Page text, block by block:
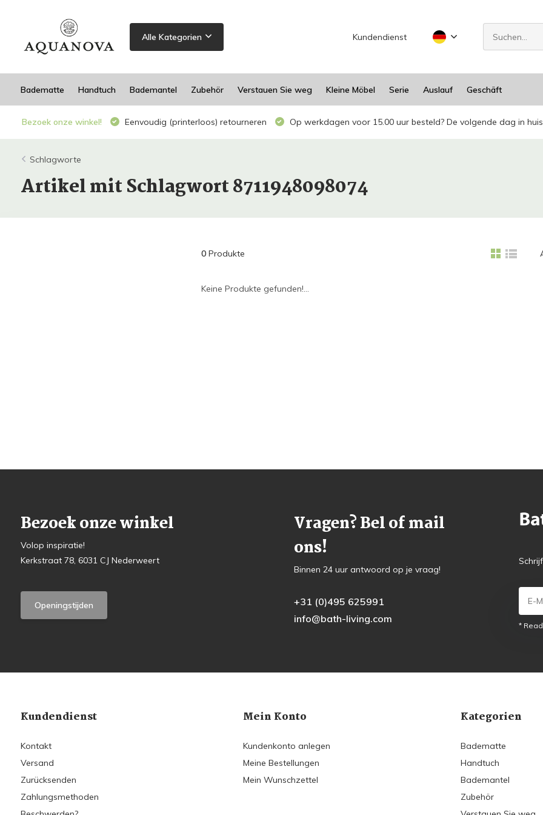
Alle Kategorien Kundendienst
Badematte Handtuch Bademantel Zubehör Verstauen Sie weg Kleine Möbel Serie Auslauf Geschäft
Bezoek onze winkel! Eenvoudig (printerloos) retourneren Op werkdagen voor 15.00 uur besteld? De volgende dag in
Schlagworte
Artikel mit Schlagwort 8711948098074
0Produkte
Keine Produkte gefunden!...
Bezoek onze winkel
Volop inspiratie!
Kerkstraat 78, 6031 CJ Nederweert
Openingstijden
Vragen? Bel of mail
ons!
Binnen 24 uur antwoord op je vraag!
+31 (0)495 625991
info@bath-living.com
*
Kundendienst
Kontakt
Versand
Zurücksenden
Zahlungsmethoden
Mein Konto
Kundenkonto anlegen
Meine Bestellungen
Mein Wunschzettel
Kategorien
Badematte
Handtuch
Bademantel
Zubehör